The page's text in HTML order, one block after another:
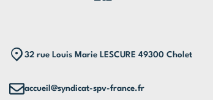
32 rue Louis Marie LESCURE 49300 Cholet
accueil@syndicat-spv-france.fr